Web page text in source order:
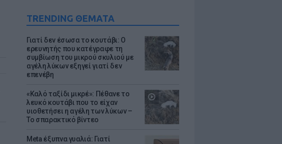
TRENDING ΘΕΜΑΤΑ
Γιατί δεν έσωσα το κουτάβι: Ο
ερευνητής που κατέγραφε τη
συμβίωση του μικρού σκυλιού με
αγέλη λύκων εξηγεί γιατί δεν
επενέβη
«Καλό ταξίδι μικρέ»: Πέθανε το
λευκό κουτάβι που το είχαν
υιοθετήσει η αγέλη των λύκων –
Το σπαρακτικό βίντεο
Meta έξυπνα γυαλιά: Γιατί